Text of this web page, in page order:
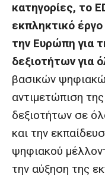
κατηγορίες, το
εκπληκτικό
την Ευρώπη για
δεξιοτήτων για
βασικών
αντιμετώπιση
δεξιοτήτων σε
και την
ψηφιακού
την αύξηση της